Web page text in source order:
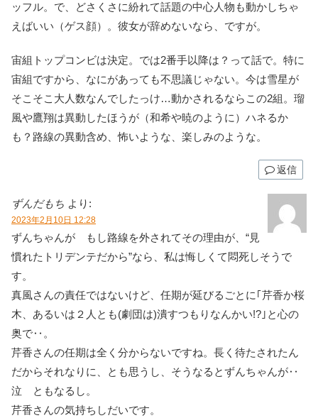
ッフル。で、どさくさに紛れて話題の中心人物も動かしちゃ
えばいい（ゲス顔）。彼女が辞めないなら、ですが。
宙組トップコンビは決定。では2番手以降は？って話で。特に
宙組ですから、なにがあっても不思議じゃない。今は雪星が
そこそこ大人数なんでしたっけ…動かされるならこの2組。瑠
風や鷹翔は異動したほうが（和希や暁のように）ハネるか
も？路線の異動含め、怖いような、楽しみのような。
返信
ずんだもち より:
2023年2月10日 12:28
ずんちゃんが もし路線を外されてその理由が、“見
慣れたトリデンテだから”なら、私は悔しくて悶死しそうで
す。
真風さんの責任ではないけど、任期が延びるごとに｢芹香か桜
木、あるいは２人とも(劇団は)潰すつもりなんかい!?｣と心の
奥で‥。
芹香さんの任期は全く分からないですね。長く待たされたん
だからそれなりに、とも思うし、そうなるとずんちゃんが‥
泣 ともなるし。
芹香さんの気持ちしだいです。